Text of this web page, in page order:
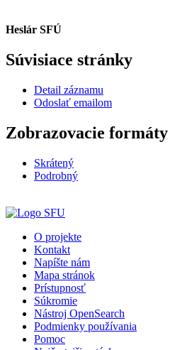
Heslár SFÚ
Súvisiace stránky
Detail záznamu
Odoslať emailom
Zobrazovacie formáty
Skrátený
Podrobný
O projekte
Kontakt
Napíšte nám
Mapa stránok
Prístupnosť
Súkromie
Nástroj OpenSearch
Podmienky používania
Pomoc